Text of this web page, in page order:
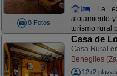
8 Fotos
La
alojamiento
turismo rural
Casa de
Casa Rural
Benegiles
12+2 plazas